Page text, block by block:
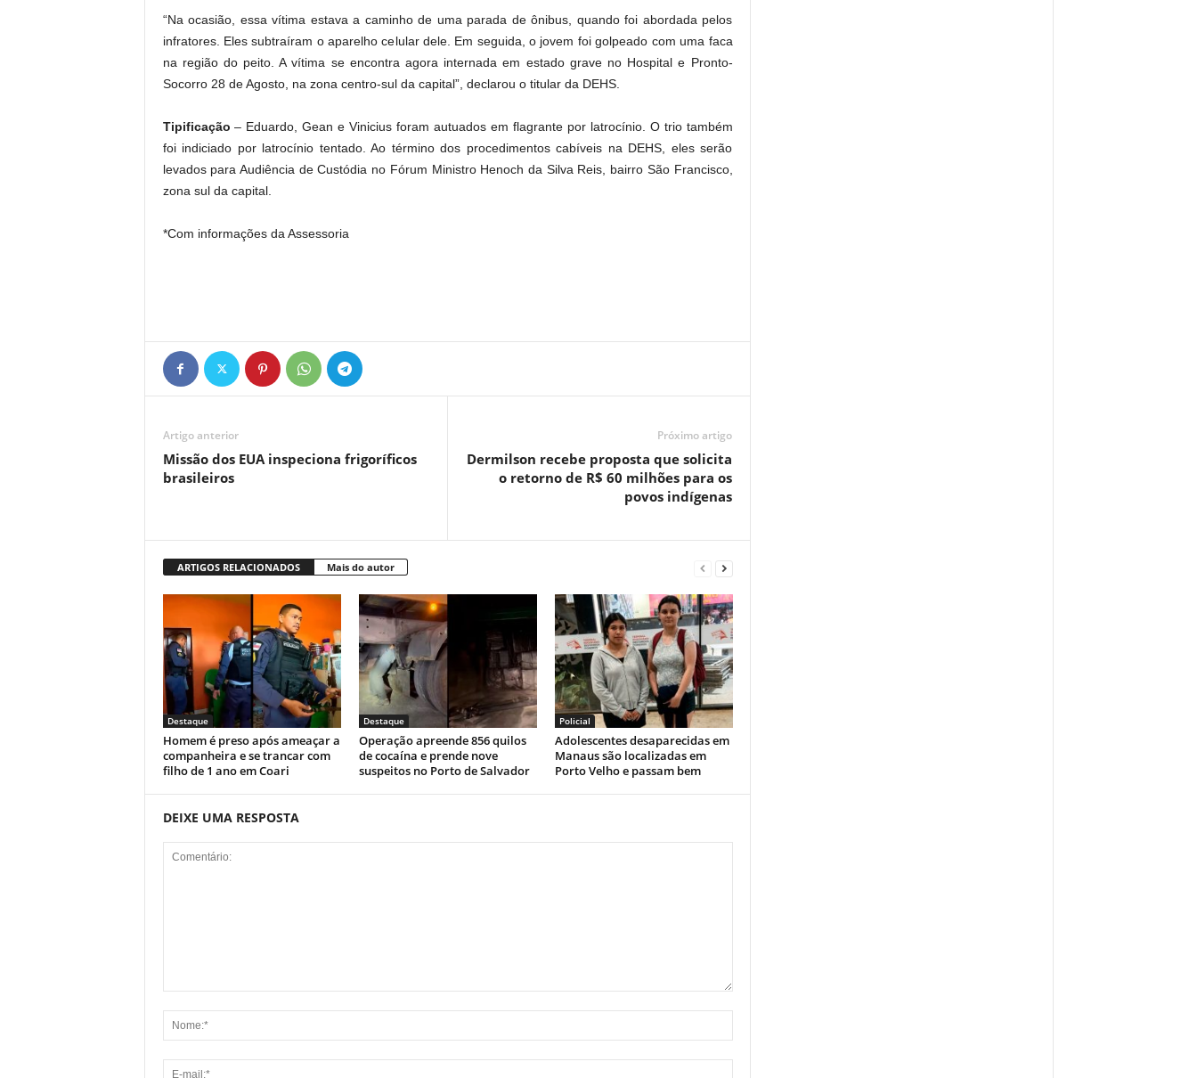
“Na ocasião, essa vítima estava a caminho de uma parada de ônibus, quando foi abordada pelos
infratores. Eles subtraíram o aparelho celular dele. Em seguida, o jovem foi golpeado com uma faca
na região do peito. A vítima se encontra agora internada em estado grave no Hospital e Pronto-
Socorro 28 de Agosto, na zona centro-sul da capital”, declarou o titular da DEHS.
Tipificação– Eduardo, Gean e Vinicius foram autuados em flagrante por latrocínio. O trio também
foi indiciado por latrocínio tentado. Ao término dos procedimentos cabíveis na DEHS, eles serão
levados para Audiência de Custódia no Fórum Ministro Henoch da Silva Reis, bairro São Francisco,
zona sul da capital.
*Com informações da Assessoria
Artigo anterior
Missão dos EUA inspeciona frigoríficos
brasileiros
Próximo artigo
Dermilson recebe proposta que solicita
o retorno de R$ 60 milhões para os
povos indígenas
ARTIGOS RELACIONADOS Mais do autor
Destaque
Homem é preso após ameaçar a
companheira e se trancar com
filho de 1 ano em Coari
Destaque
Operação apreende 856 quilos
de cocaína e prende nove
suspeitos no Porto de Salvador
Policial
Adolescentes desaparecidas em
Manaus são localizadas em
Porto Velho e passam bem
DEIXE UMA RESPOSTA